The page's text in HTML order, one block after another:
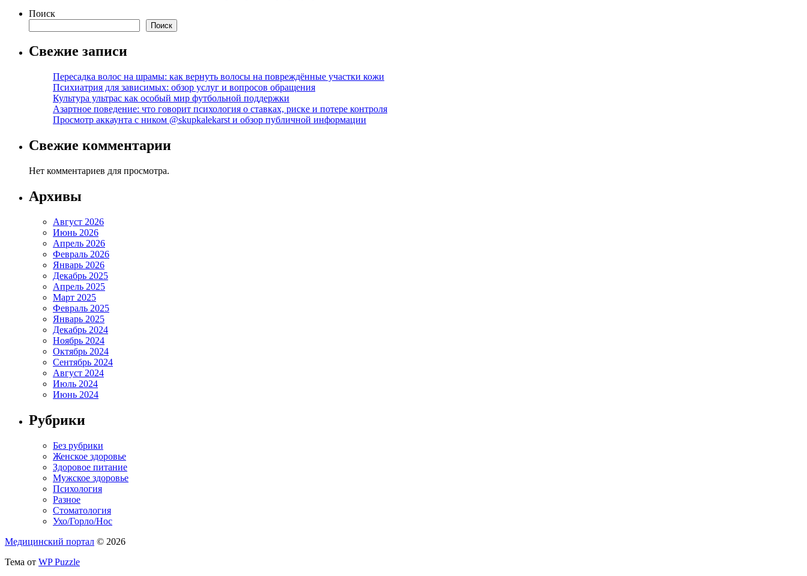
Поиск
Поиск
Свежие записи
Пересадка волос на шрамы: как вернуть волосы на повреждённые участки кожи
Психиатрия для зависимых: обзор услуг и вопросов обращения
Культура ультрас как особый мир футбольной поддержки
Азартное поведение: что говорит психология о ставках, риске и потере контроля
Просмотр аккаунта с ником @skupkalekarst и обзор публичной информации
Свежие комментарии
Нет комментариев для просмотра.
Архивы
Август 2026
Июнь 2026
Апрель 2026
Февраль 2026
Январь 2026
Декабрь 2025
Апрель 2025
Март 2025
Февраль 2025
Январь 2025
Декабрь 2024
Ноябрь 2024
Октябрь 2024
Сентябрь 2024
Август 2024
Июль 2024
Июнь 2024
Рубрики
Без рубрики
Женское здоровье
Здоровое питание
Мужское здоровье
Психология
Разное
Стоматология
Ухо/Горло/Нос
Медицинский портал © 2026
Тема от WP Puzzle